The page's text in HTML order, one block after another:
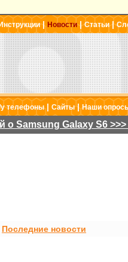
| Новости|Статьи|
телефоны| Сайты|Наши
о Samsung Galaxy S6 >>>
Последние новости